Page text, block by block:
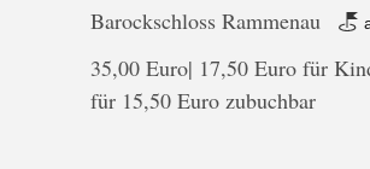
Barockschloss Rammenau
35,00 Euro| 17,50 Euro für
für 15,50 Euro zubuchbar